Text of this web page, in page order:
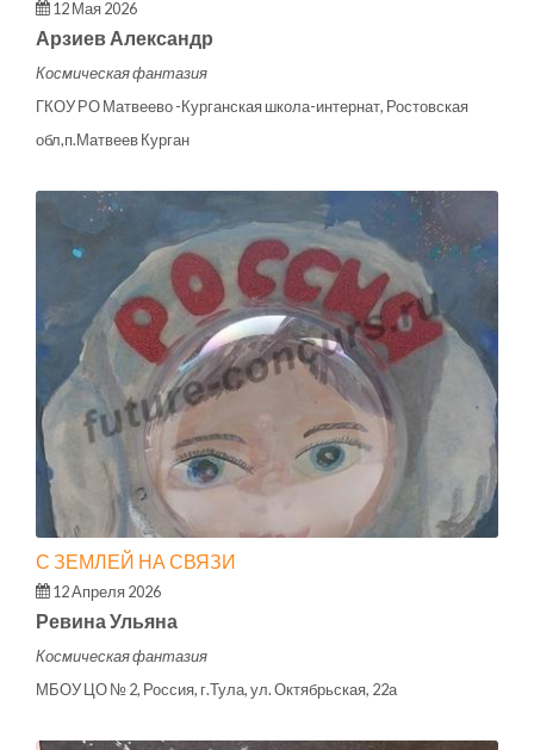
12 Мая 2026
Арзиев Александр
Космическая фантазия
ГКОУ РО Матвеево -Курганская школа-интернат, Ростовская
обл,п.Матвеев Курган
С ЗЕМЛЕЙ НА СВЯЗИ
12 Апреля 2026
Ревина Ульяна
Космическая фантазия
МБОУ ЦО № 2, Россия, г.Тула, ул. Октябрьская, 22а